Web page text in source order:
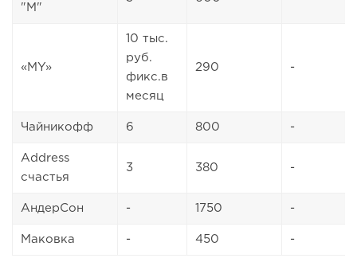
"М"
«MY»
10 тыс.
руб.
фикс.в
месяц
290 -
Чайникофф 6 800 -
Address
счастья
3 380 -
АндерСон - 1750 -
Маковка - 450 -